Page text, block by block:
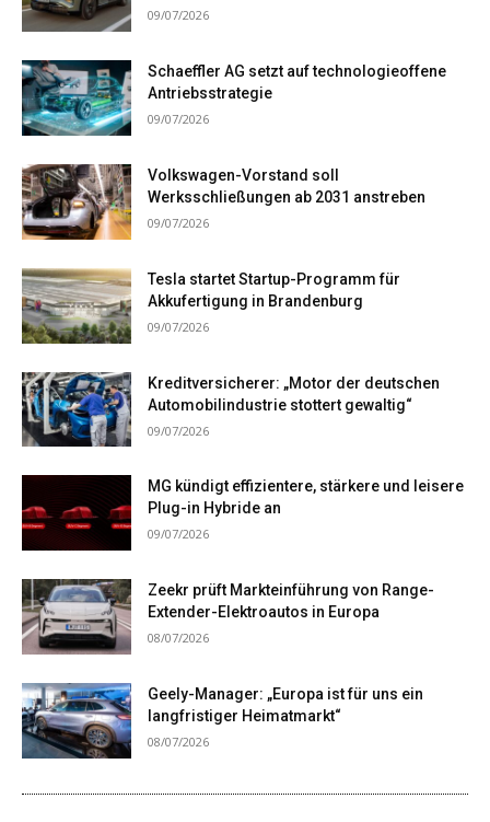
09/07/2026
Schaeffler AG setzt auf technologieoffene
Antriebsstrategie
09/07/2026
Volkswagen-Vorstand soll
Werksschließungen ab 2031 anstreben
09/07/2026
Tesla startet Startup-Programm für
Akkufertigung in Brandenburg
09/07/2026
Kreditversicherer: „Motor der deutschen
Automobilindustrie stottert gewaltig“
09/07/2026
MG kündigt effizientere, stärkere und leisere
Plug-in Hybride an
09/07/2026
Zeekr prüft Markteinführung von Range-
Extender-Elektroautos in Europa
08/07/2026
Geely-Manager: „Europa ist für uns ein
langfristiger Heimatmarkt“
08/07/2026